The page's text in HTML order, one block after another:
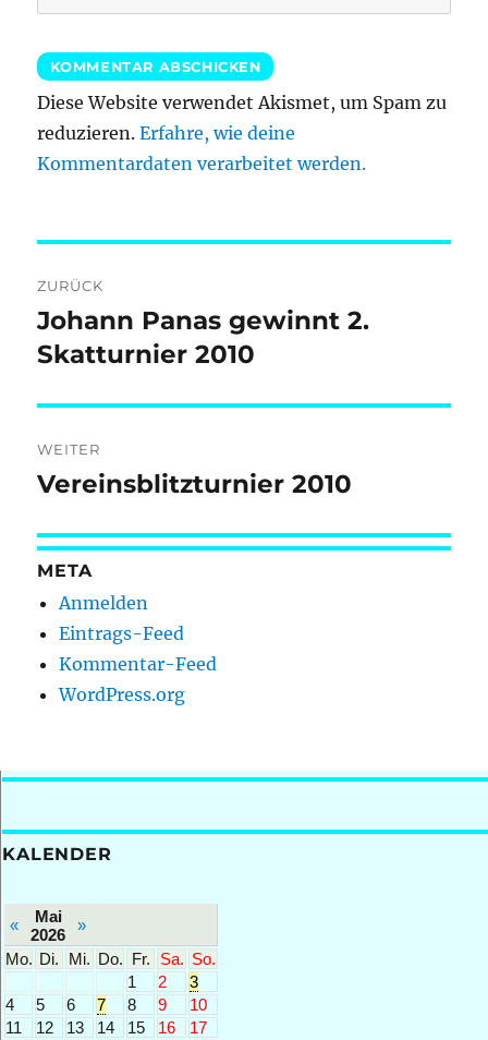
Diese Website verwendet Akismet, um Spam zu
reduzieren.Erfahre, wie deine
Kommentardaten verarbeitet werden.
ZURÜCK
Vorheriger
Beitrag:
Johann Panas gewinnt 2.
Skatturnier 2010
WEITER
Nächster
Vereinsblitzturnier 2010
META
Anmelden
Eintrags-Feed
Kommentar-Feed
WordPress.org
KALENDER
«
Mai
2026
»
Mo. Di. Mi. Do. Fr. Sa. So.
1
2
3
4
5 6 7 8 9
10
11
12 13 14 15 16
17